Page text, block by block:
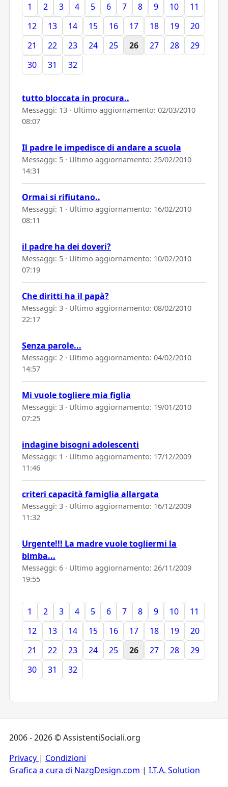
1 2 3 4 5 6 7 8 9 10
11
12
13 14 15 16 17 18 19
20
21
22 23 24 25 26 27 28
29
30
31 32
tutto bloccata in procura..
Messaggi: 13 · Ultimo aggiornamento: 02/03/2010
08:07
Il padre le impedisce di andare a scuola
Messaggi: 5 · Ultimo aggiornamento: 25/02/2010
14:31
Ormai si rifiutano..
Messaggi: 1 · Ultimo aggiornamento: 16/02/2010
08:11
il padre ha dei doveri?
Messaggi: 5 · Ultimo aggiornamento: 10/02/2010
07:19
Che diritti ha il papà?
Messaggi: 3 · Ultimo aggiornamento: 08/02/2010
22:17
Senza parole...
Messaggi: 2 · Ultimo aggiornamento: 04/02/2010
14:57
Mi vuole togliere mia figlia
Messaggi: 3 · Ultimo aggiornamento: 19/01/2010
07:25
indagine bisogni adolescenti
Messaggi: 1 · Ultimo aggiornamento: 17/12/2009
11:46
criteri capacità famiglia allargata
Messaggi: 3 · Ultimo aggiornamento: 16/12/2009
11:32
Urgente!!! La madre vuole togliermi la
bimba...
Messaggi: 6 · Ultimo aggiornamento: 26/11/2009
19:55
1 2 3 4 5 6 7 8 9 10
11
12
13 14 15 16 17 18 19
20
21
22 23 24 25 26 27 28
29
30
31 32
2006 - 2026 © AssistentiSociali.org
Privacy | Condizioni
Grafica a cura di NazgDesign.com | I.T.A. Solution